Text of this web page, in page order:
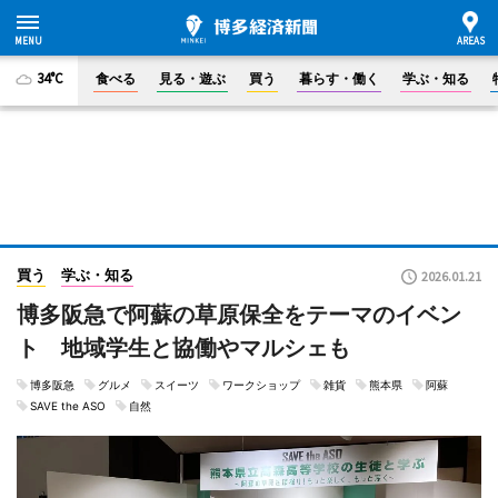
34°C 食べる 見る・遊ぶ 買う 暮らす・働く 学ぶ・知る
買う 学ぶ・知る 2026.01.21
博多阪急で阿蘇の草原保全をテーマのイベン
ト 地域学生と協働やマルシェも
博多阪急 グルメ スイーツ ワークショップ 雑貨 熊本県
阿蘇
SAVE the ASO
自然